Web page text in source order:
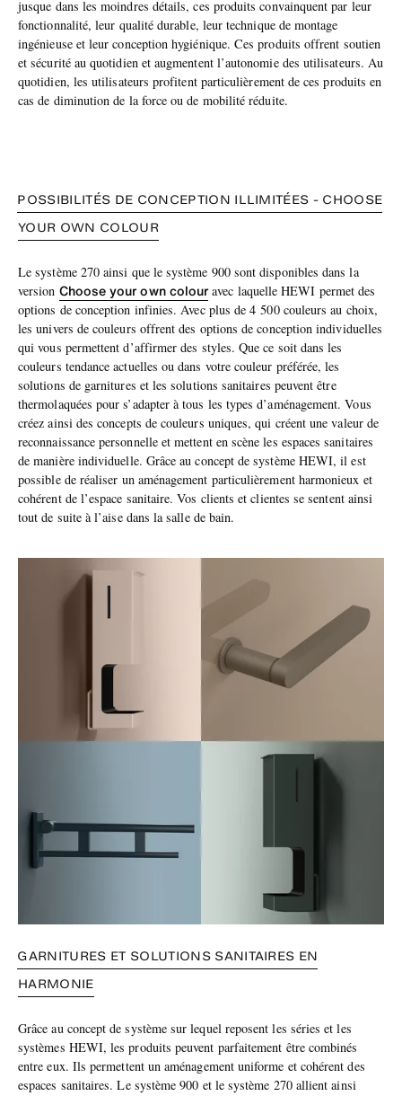
jusque dans les moindres détails, ces produits convainquent par leur
fonctionnalité, leur qualité durable, leur technique de montage
ingénieuse et leur conception hygiénique. Ces produits offrent soutien
et sécurité au quotidien et augmentent l’autonomie des utilisateurs. Au
quotidien, les utilisateurs profitent particulièrement de ces produits en
cas de diminution de la force ou de mobilité réduite.
POSSIBILITÉS DE CONCEPTION ILLIMITÉES - CHOOSE
YOUR OWN COLOUR
Le système 270 ainsi que le système 900 sont disponibles dans la
version Choose your own colour avec laquelle HEWI permet des
options de conception infinies. Avec plus de 4 500 couleurs au choix,
les univers de couleurs offrent des options de conception individuelles
qui vous permettent d’affirmer des styles. Que ce soit dans les
couleurs tendance actuelles ou dans votre couleur préférée, les
solutions de garnitures et les solutions sanitaires peuvent être
thermolaquées pour s’adapter à tous les types d’aménagement. Vous
créez ainsi des concepts de couleurs uniques, qui créent une valeur de
reconnaissance personnelle et mettent en scène les espaces sanitaires
de manière individuelle. Grâce au concept de système HEWI, il est
possible de réaliser un aménagement particulièrement harmonieux et
cohérent de l’espace sanitaire. Vos clients et clientes se sentent ainsi
tout de suite à l’aise dans la salle de bain.
GARNITURES ET SOLUTIONS SANITAIRES EN
HARMONIE
Grâce au concept de système sur lequel reposent les séries et les
systèmes HEWI, les produits peuvent parfaitement être combinés
entre eux. Ils permettent un aménagement uniforme et cohérent des
espaces sanitaires. Le système 900 et le système 270 allient ainsi